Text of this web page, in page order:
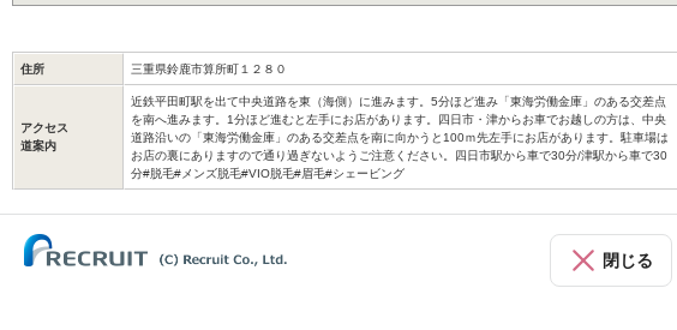
住所 三重県鈴鹿市算所町１２８０
アクセス
道案内
近鉄平田町駅を出て中央道路を東（海側）に進みます。5分ほど進み「東海労働金庫」のある交差点
を南へ進みます。1分ほど進むと左手にお店があります。四日市・津からお車でお越しの方は、中央
道路沿いの「東海労働金庫」のある交差点を南に向かうと100ｍ先左手にお店があります。駐車場は
お店の裏にありますので通り過ぎないようご注意ください。四日市駅から車で30分/津駅から車で30
分#脱毛#メンズ脱毛#VIO脱毛#眉毛#シェービング
閉じる